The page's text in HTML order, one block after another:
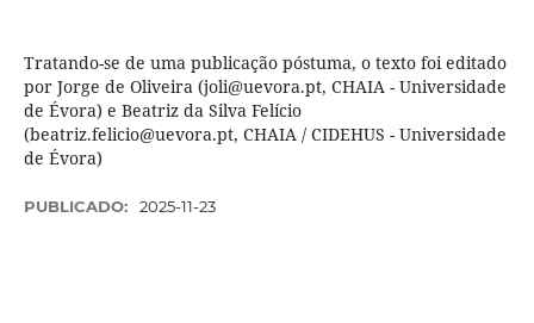
Tratando-se de uma publicação póstuma, o texto foi editado
por Jorge de Oliveira (joli@uevora.pt, CHAIA - Universidade
de Évora) e Beatriz da Silva Felício
(beatriz.felicio@uevora.pt, CHAIA / CIDEHUS - Universidade
de Évora)
PUBLICADO: 2025-11-23